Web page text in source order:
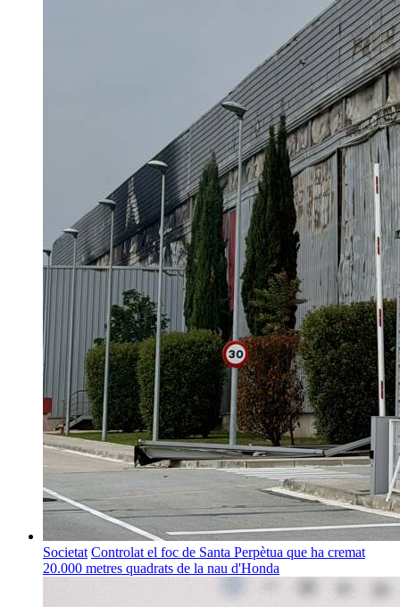
Societat Controlat el foc de Santa Perpètua que ha cremat
20.000 metres quadrats de la nau d'Honda